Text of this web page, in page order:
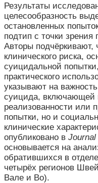
Результаты
целесообразность
остановленных
подтип с точки зрения
Авторы подчёркивают,
клинического риска,
суицидальной
практического
указывают на
суицида, включающей
реализованности или
попытки, но и
клинические
опубликовано в
основывается на
обратившихся в
четырёх регионов
Вале и Во).